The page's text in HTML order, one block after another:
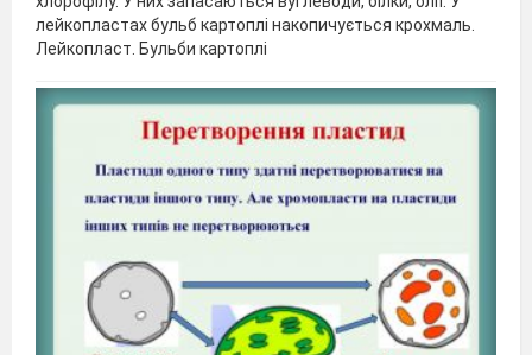
лейкопластах бульб картоплі накопичується крохмаль.
Лейкопласт. Бульби картоплі